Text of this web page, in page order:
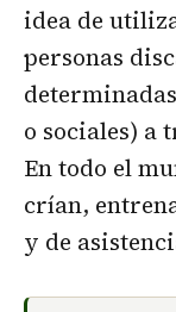
idea de
personas
o sociales) a
En todo el
crían,
y de